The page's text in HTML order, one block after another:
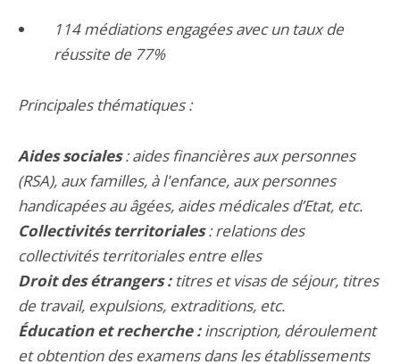
114 médiations engagées avec un taux de
réussite de 77%
Principales thématiques :
Aides sociales: aides financières aux personnes
(RSA), aux familles, à l'enfance, aux personnes
handicapées au âgées, aides médicales d’Etat, etc.
Collectivités territoriales: relations des
collectivités territoriales entre elles
Droit des étrangers :titres et visas de séjour, titres
de travail, expulsions, extraditions, etc.
Éducation et recherche :inscription, déroulement
et obtention des examens dans les établissements